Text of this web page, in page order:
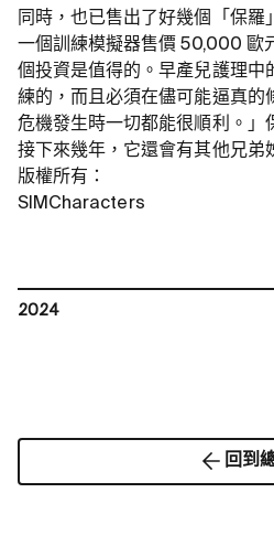
同時，也已售出了好幾個「保羅
一個訓練模擬器售價 50,000 歐
個投資是值得的。早產兒護理中
練的，而且必須在儘可能逼真的
危機發生時一切都能很順利。」
接下來幾年，它還會有其他兄弟
版權所有：
SIMCharacters
2024
回到